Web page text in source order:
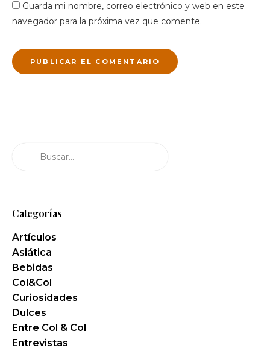
Guarda mi nombre, correo electrónico y web en este
navegador para la próxima vez que comente.
Categorías
Artículos
Asiática
Bebidas
Col&Col
Curiosidades
Dulces
Entre Col & Col
Entrevistas